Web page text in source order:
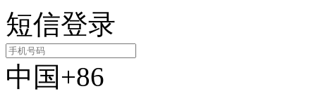
短信登录
中国+86